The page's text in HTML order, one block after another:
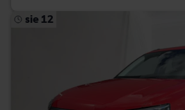
sie 12